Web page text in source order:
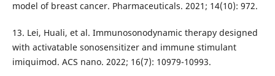
model of breast cancer. Pharmaceuticals. 2021; 14(10): 972.
13. Lei, Huali, et al. Immunosonodynamic therapy designed
with activatable sonosensitizer and immune stimulant
imiquimod. ACS nano. 2022; 16(7): 10979-10993.